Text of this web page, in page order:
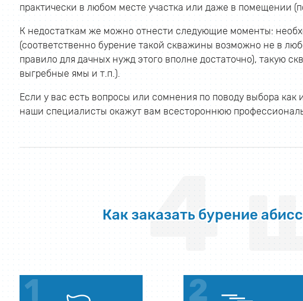
практически в любом месте участка или даже в помещении
К недостаткам же можно отнести следующие моменты:
(соответственно бурение такой скважины возможно не в
правило для дачных нужд этого вполне достаточно), такую
выгребные ямы и т.п.).
Если у вас есть вопросы или сомнения по поводу выбора
наши специалисты окажут вам всестороннюю
Как заказать бурение
4